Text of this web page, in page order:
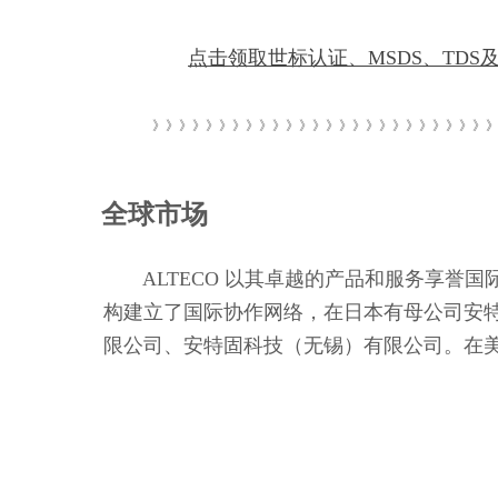
点击领取世标认证、MSDS、TDS
》》》》》》》》》》》》》》》》》》》》》》》》》
全球市场
ALTECO 以其卓越的产品和服务享誉国
构建立了国际协作网络，在日本有母公司安
限公司、安特固科技（无锡）有限公司。